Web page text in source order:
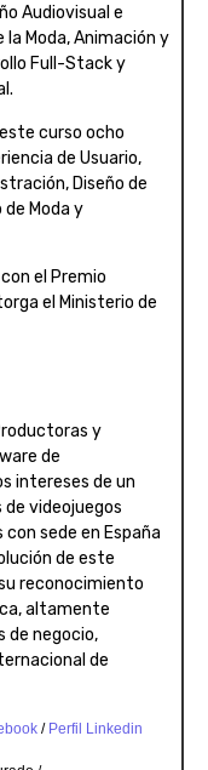
Audiovisual e
la Moda, Animación y
Full-Stack y
curso ocho
de Usuario,
Diseño de
Moda y
el Premio
el Ministerio de
y
de
intereses de un
videojuegos
sede en España
de este
reconocimiento
altamente
de negocio,
de
/ Perfil Linkedin